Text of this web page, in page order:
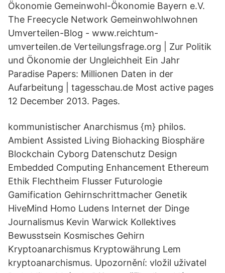
Ökonomie Gemeinwohl-Ökonomie Bayern e.V.
The Freecycle Network Gemeinwohlwohnen
Umverteilen-Blog - www.reichtum-
umverteilen.de Verteilungsfrage.org | Zur Politik
und Ökonomie der Ungleichheit Ein Jahr
Paradise Papers: Millionen Daten in der
Aufarbeitung | tagesschau.de Most active pages
12 December 2013. Pages.
kommunistischer Anarchismus {m} philos.
Ambient Assisted Living Biohacking Biosphäre
Blockchain Cyborg Datenschutz Design
Embedded Computing Enhancement Ethereum
Ethik Flechtheim Flusser Futurologie
Gamification Gehirnschrittmacher Genetik
HiveMind Homo Ludens Internet der Dinge
Journalismus Kevin Warwick Kollektives
Bewusstsein Kosmisches Gehirn
Kryptoanarchismus Kryptowährung Lem
kryptoanarchismus. Upozornění: vložil uživatel